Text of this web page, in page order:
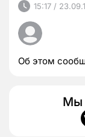
15:17 /
Об этом
Мы